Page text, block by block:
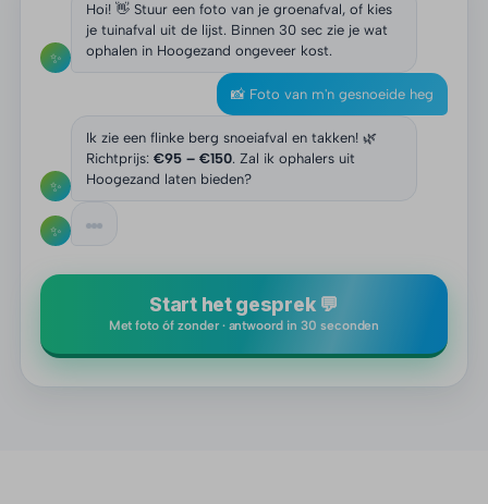
✨
Hoi! 👋 Stuur een foto van je groenafval, of kies
je tuinafval uit de lijst. Binnen 30 sec zie je wat
ophalen in Hoogezand ongeveer kost.
📸 Foto van m'n gesnoeide heg
✨
Ik zie een flinke berg snoeiafval en takken! 🌿
Richtprijs: €95 – €150. Zal ik ophalers uit
Hoogezand laten bieden?
✨
Start het gesprek 💬
Met foto óf zonder · antwoord in 30 seconden